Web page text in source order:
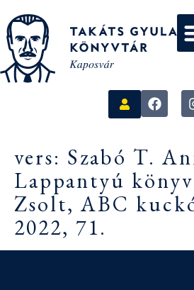
vers: Szabó T.
Lappantyú
Zsolt, ABC
2022, 71.